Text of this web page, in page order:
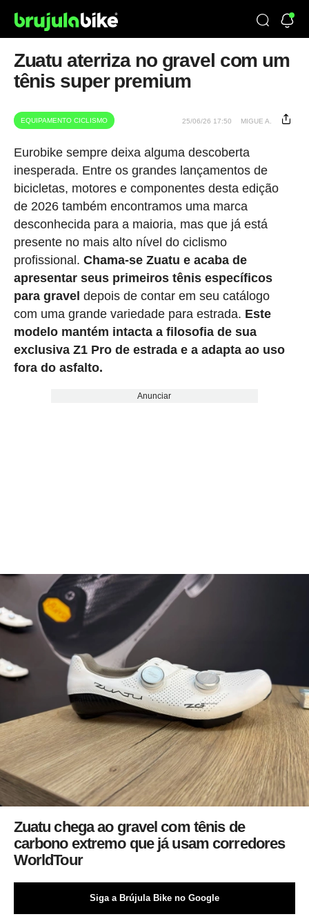
Zuatu aterriza no gravel com um
tênis super premium
EQUIPAMENTO CICLISMO 25/06/26 17:50 MIGUE A.
Eurobike sempre deixa alguma descoberta
inesperada. Entre os grandes lançamentos de
bicicletas, motores e componentes desta edição
de 2026 também encontramos uma marca
desconhecida para a maioria, mas que já está
presente no mais alto nível do ciclismo
profissional. Chama-se Zuatu e acaba de
apresentar seus primeiros tênis específicos
para gravel depois de contar em seu catálogo
com uma grande variedade para estrada. Este
modelo mantém intacta a filosofia de sua
exclusiva Z1 Pro de estrada e a adapta ao uso
fora do asfalto.
Anunciar
Zuatu chega ao gravel com tênis de
carbono extremo que já usam corredores
WorldTour
Siga a Brújula Bike no Google